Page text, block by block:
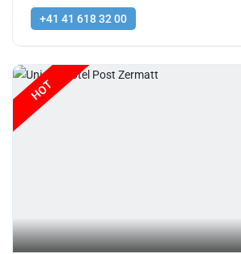
+41 41 618 32 00
HOT